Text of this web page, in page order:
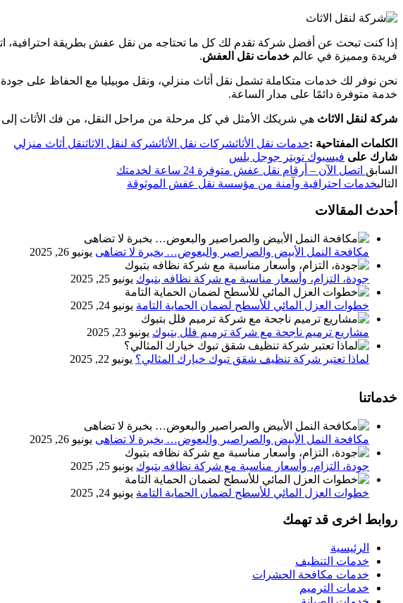
إذا كنت تبحث عن أفضل شركة تقدم لك كل ما تحتاجه من نقل عفش بطريقة احترافية،
فريدة ومميزة في عالم خدمات نقل العفش.
نحن نوفر لك خدمات متكاملة تشمل نقل أثاث منزلي، ونقل موبيليا مع الحفاظ على
خدمة متوفرة دائمًا على مدار الساعة.
شركة لنقل الاثاث هي شريكك الأمثل في كل مرحلة من مراحل النقل، من فك الأثاث إلى
الكلمات المفتاحية :خدمات نقل الأثاثشركات نقل الأثاثشركة لنقل الاثاثنقل أثاث منزلي
شارك على فيسبوك تويتر جوجل بلس
السابق اتصل الآن – أرقام نقل عفش متوفرة 24 ساعة لخدمتك
التاليخدمات احترافية وآمنة من مؤسسة نقل عفش الموثوقة
أحدث المقالات
مكافحة النمل الأبيض والصراصير والبعوض… بخبرة لا تضاهى يونيو 26, 2025
جودة، التزام، وأسعار مناسبة مع شركة نظافه بتبوك يونيو 25, 2025
خطوات العزل المائي للأسطح لضمان الحماية التامة يونيو 24, 2025
مشاريع ترميم ناجحة مع شركة ترميم فلل بتبوك يونيو 23, 2025
لماذا تعتبر شركة تنظيف شقق تبوك خيارك المثالي؟ يونيو 22, 2025
خدماتنا
مكافحة النمل الأبيض والصراصير والبعوض… بخبرة لا تضاهى يونيو 26, 2025
جودة، التزام، وأسعار مناسبة مع شركة نظافه بتبوك يونيو 25, 2025
خطوات العزل المائي للأسطح لضمان الحماية التامة يونيو 24, 2025
روابط اخرى قد تهمك
الرئيسية
خدمات التنظيف
خدمات مكافحة الحشرات
خدمات الترميم